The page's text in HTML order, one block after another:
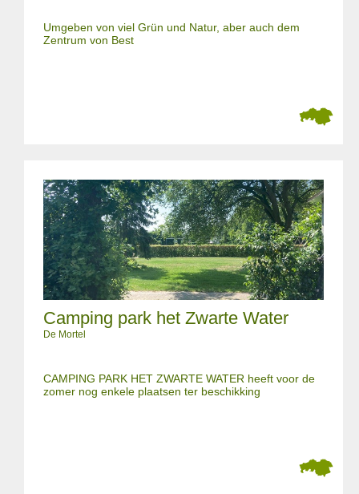
Umgeben von viel Grün und Natur, aber auch dem
Zentrum von Best
Camping park het Zwarte Water
De Mortel
CAMPING PARK HET ZWARTE WATER heeft voor de
zomer nog enkele plaatsen ter beschikking